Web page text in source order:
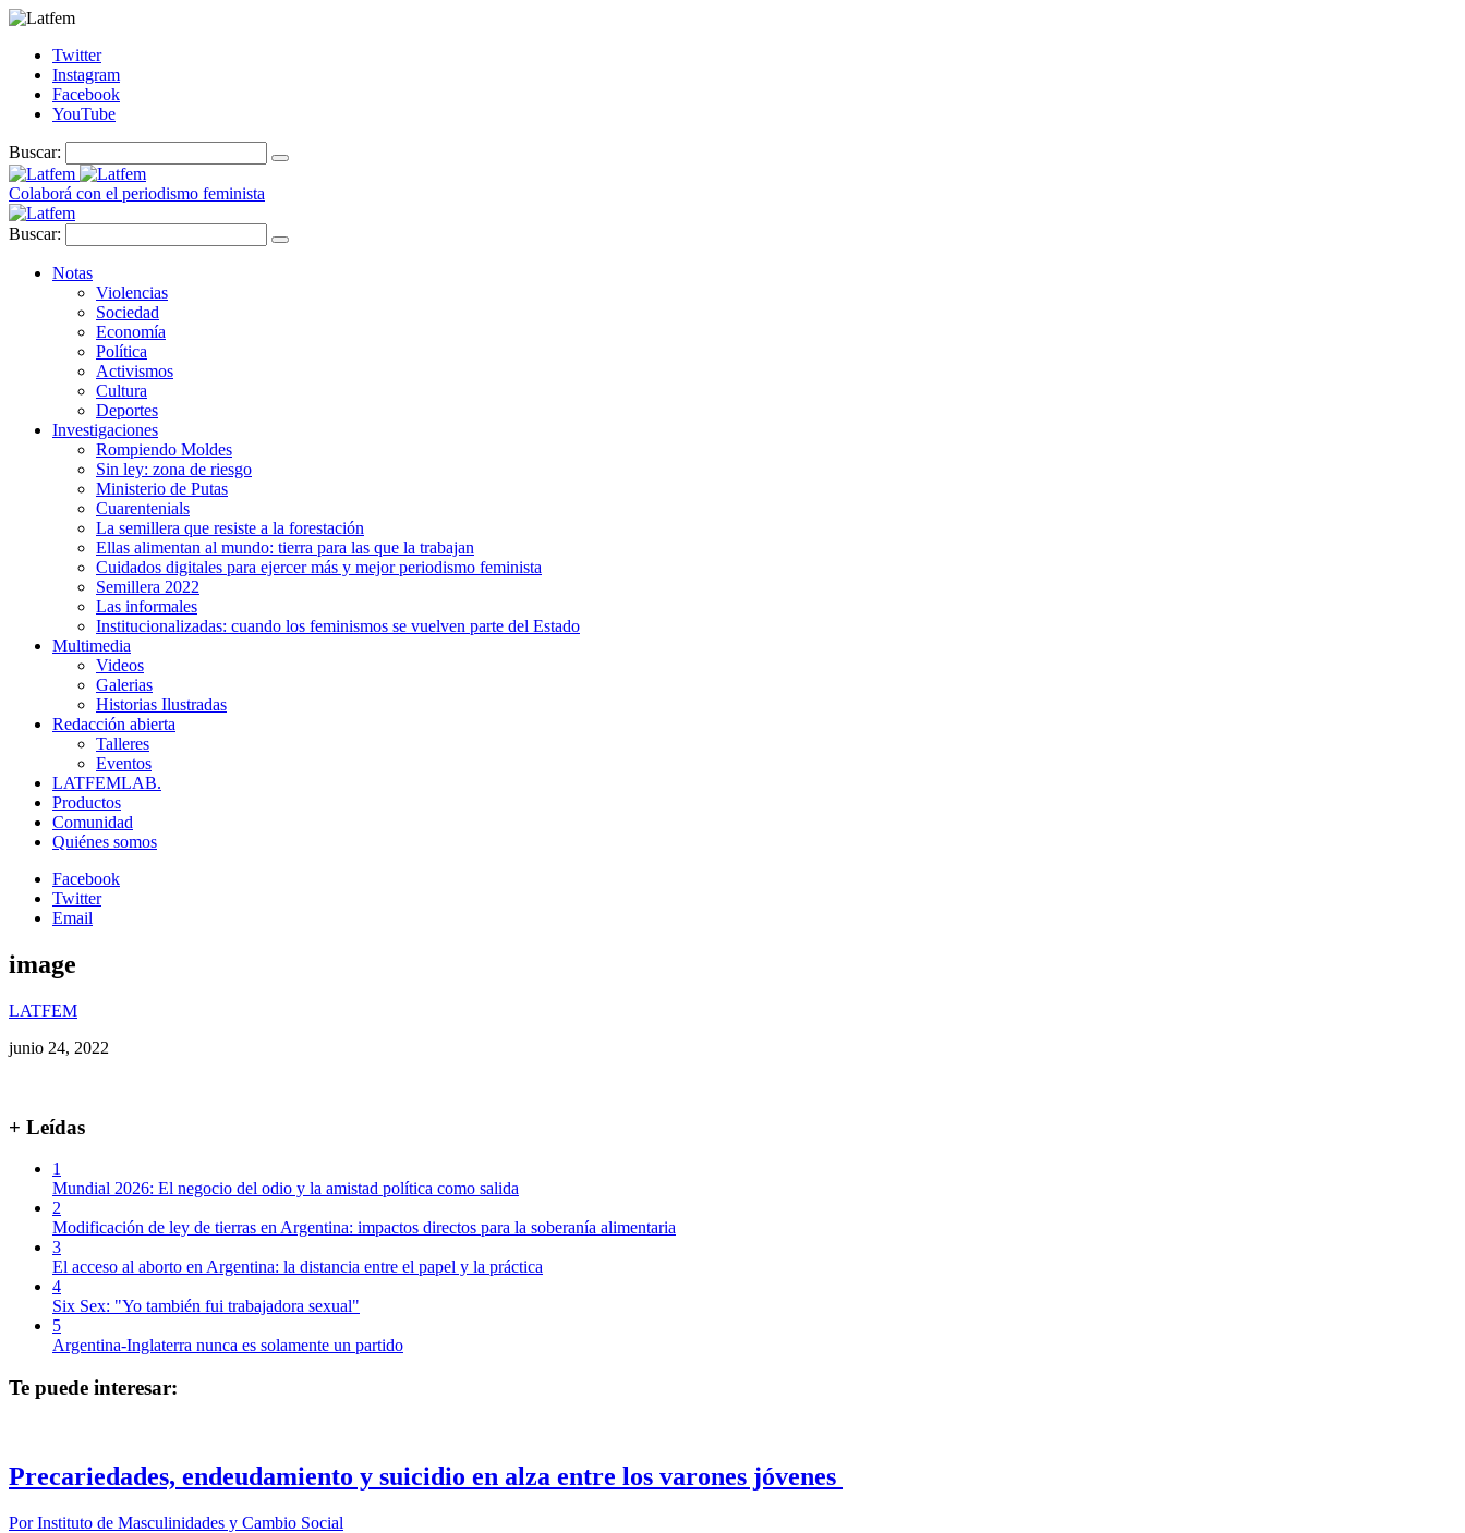
Twitter
Instagram
Facebook
YouTube
Buscar:
Colaborá con el periodismo feminista
Buscar:
Notas
Violencias
Sociedad
Economía
Política
Activismos
Cultura
Deportes
Investigaciones
Rompiendo Moldes
Sin ley: zona de riesgo
Ministerio de Putas
Cuarentenials
La semillera que resiste a la forestación
Ellas alimentan al mundo: tierra para las que la trabajan
Cuidados digitales para ejercer más y mejor periodismo feminista
Semillera 2022
Las informales
Institucionalizadas: cuando los feminismos se vuelven parte del Estado
Multimedia
Videos
Galerias
Historias Ilustradas
Redacción abierta
Talleres
Eventos
LATFEMLAB.
Productos
Comunidad
Quiénes somos
Facebook
Twitter
Email
image
LATFEM
junio 24, 2022
+ Leídas
1
Mundial 2026: El negocio del odio y la amistad política como salida
2
Modificación de ley de tierras en Argentina: impactos directos para la soberanía alimentaria
3
El acceso al aborto en Argentina: la distancia entre el papel y la práctica
4
Six Sex: "Yo también fui trabajadora sexual"
5
Argentina-Inglaterra nunca es solamente un partido
Te puede interesar:
Precariedades, endeudamiento y suicidio en alza entre los varones jóvenes
PorInstituto de Masculinidades y Cambio Social